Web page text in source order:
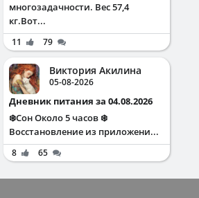
многозадачности. Вес 57,4
кг.Вот...
11 79
Виктория Акилина
05-08-2026
Дневник питания за 04.08.2026
❄️Сон Около 5 часов ❄️
Восстановление из приложени...
8 65